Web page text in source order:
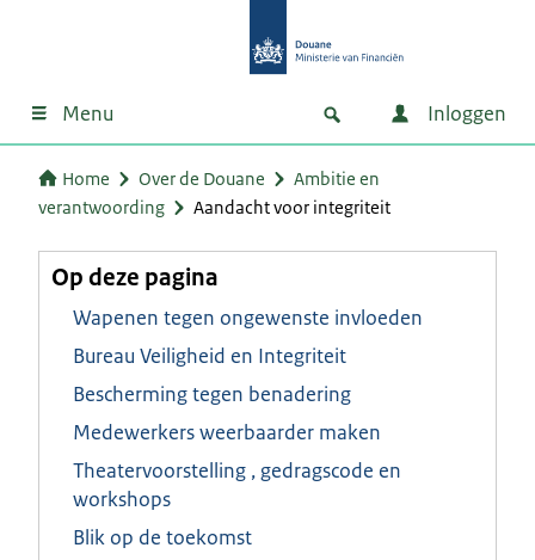
Menu Inloggen
Home Over de Douane
Ambitie en
verantwoording
Aandacht voor integriteit
Op deze pagina
Wapenen tegen ongewenste invloeden
Bureau Veiligheid en Integriteit
Bescherming tegen benadering
Medewerkers weerbaarder maken
Theatervoorstelling , gedragscode en
workshops
Blik op de toekomst